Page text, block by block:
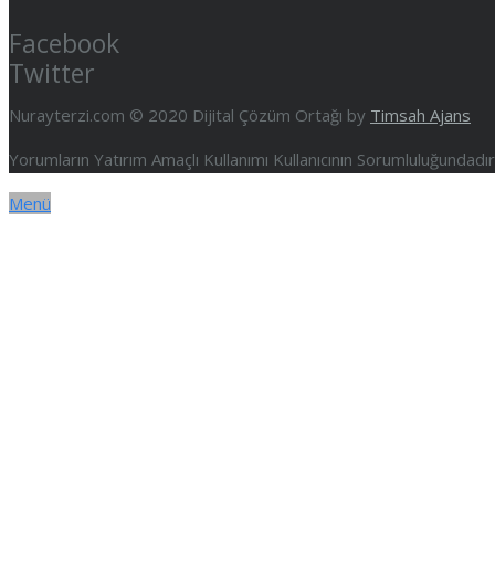
Facebook
Twitter
Nurayterzi.com © 2020 Dijital Çözüm Ortağı by Timsah Ajans
Yorumların Yatırım Amaçlı Kullanımı Kullanıcının
Menü